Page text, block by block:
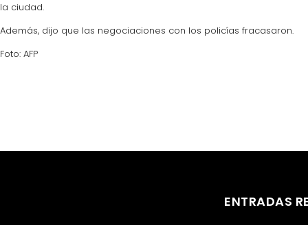
la ciudad.
Además, dijo que las negociaciones con los policías fracasaron.
Foto: AFP
ENTRADAS